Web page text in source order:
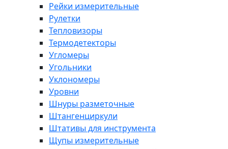
Рейки измерительные
Рулетки
Тепловизоры
Термодетекторы
Угломеры
Угольники
Уклономеры
Уровни
Шнуры разметочные
Штангенциркули
Штативы для инструмента
Щупы измерительные